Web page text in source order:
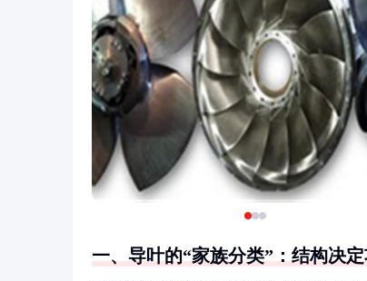
一、导叶的“家族分类”：结构决